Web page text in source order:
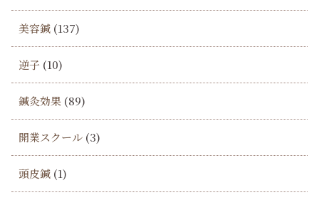
美容鍼 (137)
逆子 (10)
鍼灸効果 (89)
開業スクール (3)
頭皮鍼 (1)